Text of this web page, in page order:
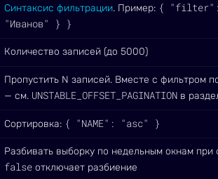
Синтаксис фильтрации. Пример: { "filter":
"Иванов" } }
Количество записей (до 5000)
Пропустить N записей. Вместе с фильтром
— см. UNSTABLE_OFFSET_PAGINATION в
Сортировка: { "NAME": "asc" }
Разбивать выборку по недельным окнам
false отключает разбиение